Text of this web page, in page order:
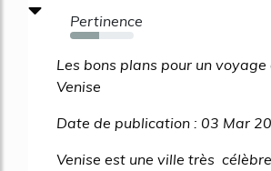
Pertinence
45%
Les bons plans pour un voyage
Venise
Date de publication : 03 Mar
Venise est une ville très